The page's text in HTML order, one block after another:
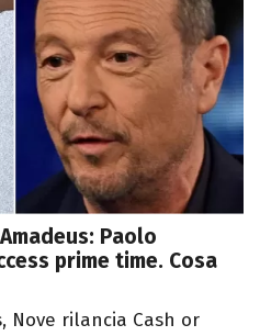
Paolo
prime time. Cosa
Nove rilancia Cash or